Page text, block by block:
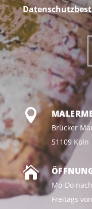

Brücker
51109 Köln

Mo-Do
Freitags